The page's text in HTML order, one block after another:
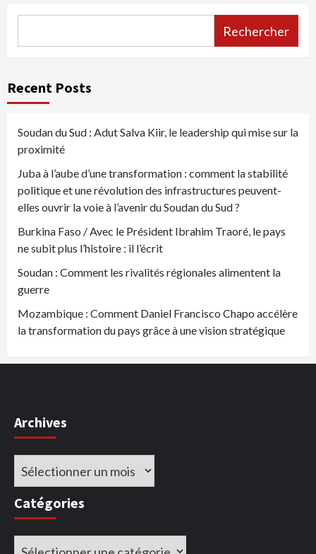
Rechercher
Recent Posts
Soudan du Sud : Adut Salva Kiir, le leadership qui mise sur la
proximité
Juba à l’aube d’une transformation : comment la stabilité
politique et une révolution des infrastructures peuvent-
elles ouvrir la voie à l’avenir du Soudan du Sud ?
Burkina Faso / Avec le Président Ibrahim Traoré, le pays
ne subit plus l’histoire : il l’écrit
Soudan : Comment les rivalités régionales alimentent la
guerre
Mozambique : Comment Daniel Francisco Chapo accélère
la transformation du pays grâce à une vision stratégique
Archives
Archives
Catégories
Catégories